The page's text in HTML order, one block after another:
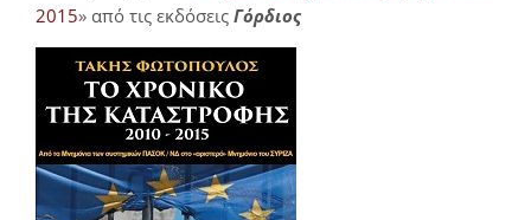
2015» από τις εκδόσεις Γόρδιος